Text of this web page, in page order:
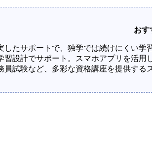
おす
したサポートで、独学では続けにくい
習設計でサポート。スマホアプリを活
員試験など、多彩な資格講座を提供す